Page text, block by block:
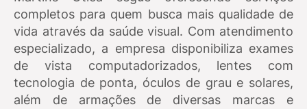
completos para quem busca mais qualidade de
vida através da saúde visual. Com atendimento
especializado, a empresa disponibiliza exames
de vista computadorizados, lentes com
tecnologia de ponta, óculos de grau e solares,
além de armações de diversas marcas e